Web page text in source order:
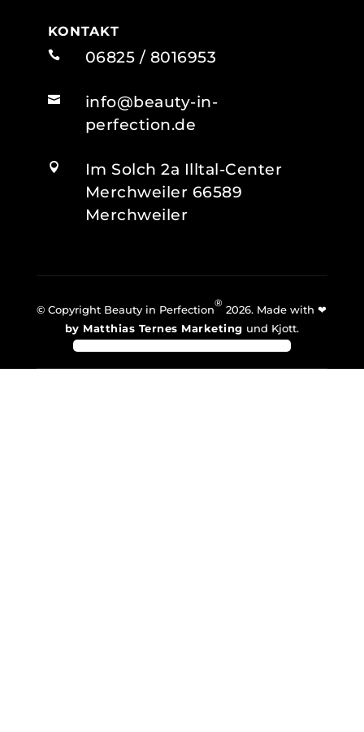
KONTAKT
 06825 / 8016953

info@beauty-in-
perfection.de

Im Solch 2a Illtal-Center
Merchweiler 66589
Merchweiler
© Copyright Beauty in Perfection
®
2026. Made with ❤
by Matthias Ternes Marketing und Kjott.